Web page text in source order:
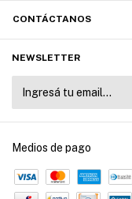
CONTÁCTANOS
NEWSLETTER
Medios de pago